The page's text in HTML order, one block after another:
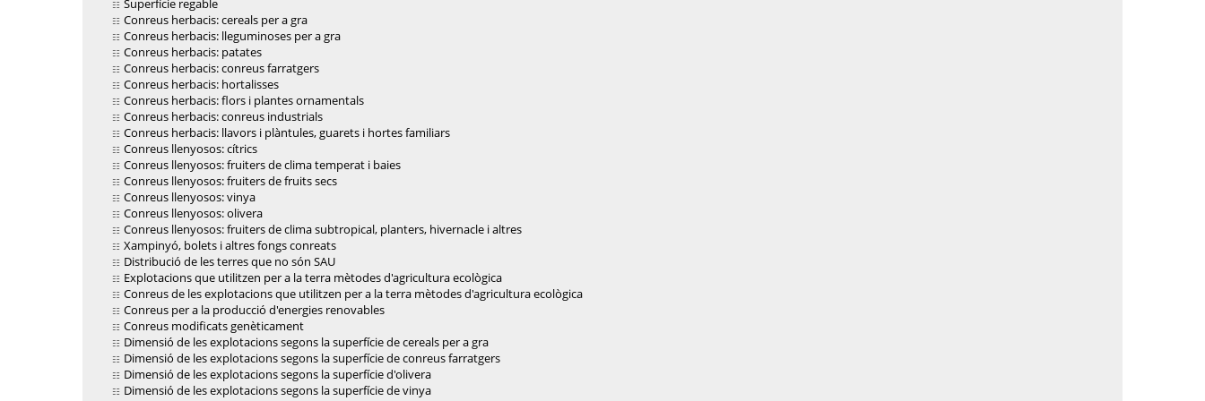
Superfície regable
Conreus herbacis: cereals per a gra
Conreus herbacis: lleguminoses per a gra
Conreus herbacis: patates
Conreus herbacis: conreus farratgers
Conreus herbacis: hortalisses
Conreus herbacis: flors i plantes ornamentals
Conreus herbacis: conreus industrials
Conreus herbacis: llavors i plàntules, guarets i hortes familiars
Conreus llenyosos: cítrics
Conreus llenyosos: fruiters de clima temperat i baies
Conreus llenyosos: fruiters de fruits secs
Conreus llenyosos: vinya
Conreus llenyosos: olivera
Conreus llenyosos: fruiters de clima subtropical, planters, hivernacle i altres
Xampinyó, bolets i altres fongs conreats
Distribució de les terres que no són SAU
Explotacions que utilitzen per a la terra mètodes d'agricultura ecològica
Conreus de les explotacions que utilitzen per a la terra mètodes d'agricultura ecològica
Conreus per a la producció d'energies renovables
Conreus modificats genèticament
Dimensió de les explotacions segons la superfície de cereals per a gra
Dimensió de les explotacions segons la superfície de conreus farratgers
Dimensió de les explotacions segons la superfície d'olivera
Dimensió de les explotacions segons la superfície de vinya